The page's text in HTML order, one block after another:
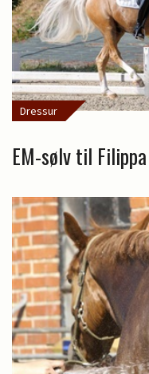
Dressur
EM-sølv til